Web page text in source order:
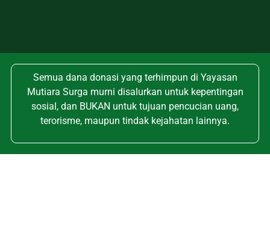
Semua dana donasi yang terhimpun di Yayasan
Mutiara Surga murni disalurkan untuk kepentingan
sosial, dan BUKAN untuk tujuan pencucian uang,
terorisme, maupun tindak kejahatan lainnya.